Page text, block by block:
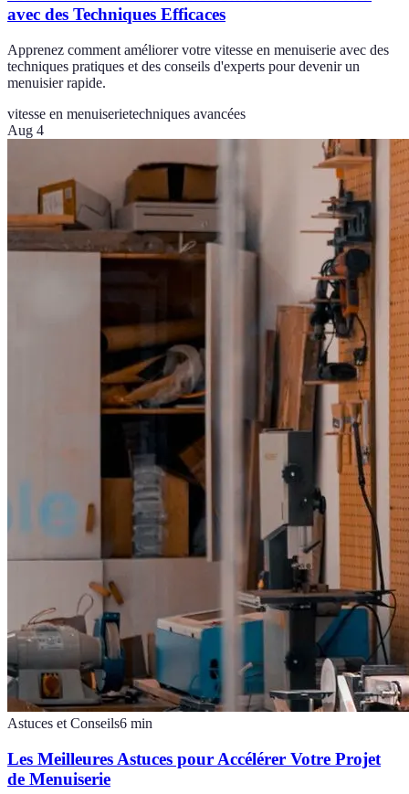
avec des Techniques Efficaces
Apprenez comment améliorer votre vitesse en menuiserie avec des
techniques pratiques et des conseils d'experts pour devenir un
menuisier rapide.
vitesse en menuiserietechniques avancées
Aug 4
Astuces et Conseils6 min
Les Meilleures Astuces pour Accélérer Votre Projet
de Menuiserie